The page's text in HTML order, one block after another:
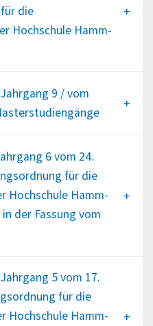
die
Hochschule Hamm-
9 / vom
6 vom 24.
für die
Hochschule Hamm-
der Fassung vom
5 vom 17.
für die
Hochschule Hamm-